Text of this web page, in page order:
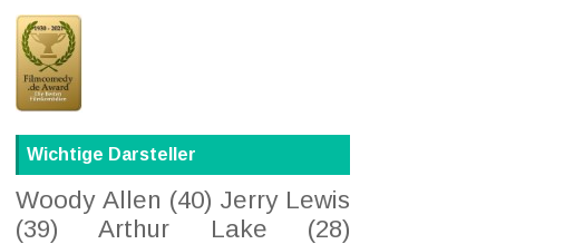
Wichtige Darsteller
Woody Allen (40) Jerry Lewis
(39)
Arthur Lake
(28)